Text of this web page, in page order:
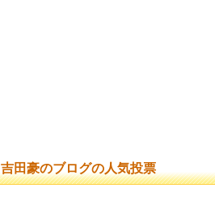
吉田豪のブログの人気投票